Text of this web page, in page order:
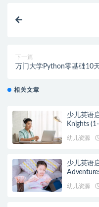
下一篇
万门大学Python零基础10
相关文章
少儿英语
Knights
幼儿资源
少儿英语
幼儿资源